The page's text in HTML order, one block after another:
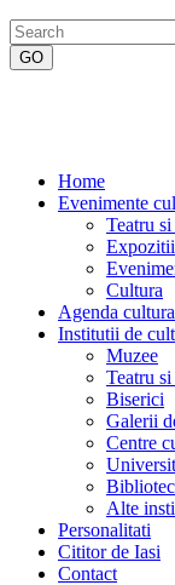
Home
Evenimente
Teatru
Expozitii
Cultura
Agenda
Institutii de
Muzee
Teatru
Biserici
Galerii
Centre
Alte
Personalitati
Cititor de Iasi
Contact